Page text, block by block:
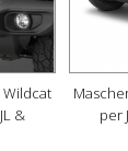
&
per